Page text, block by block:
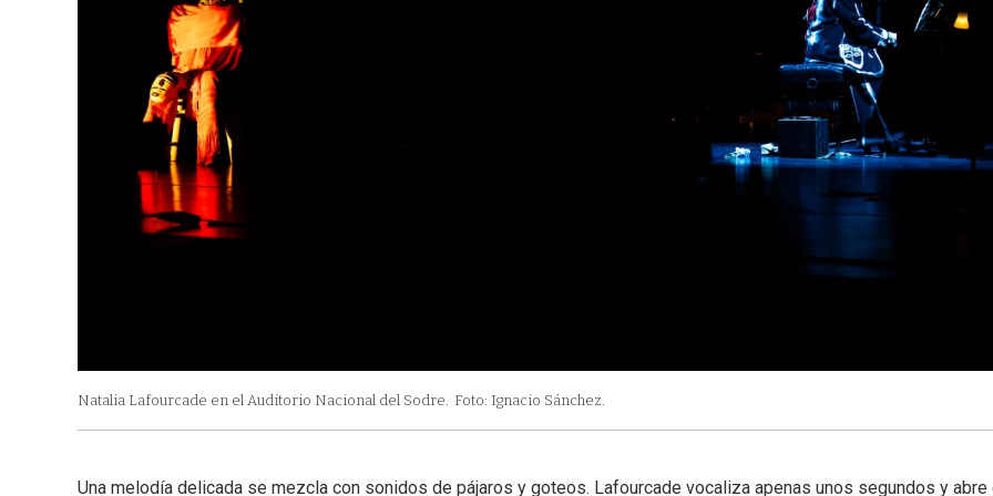
Natalia Lafourcade en el Auditorio Nacional del Sodre. Foto: Ignacio Sánchez.
Una melodía delicada se mezcla con sonidos de pájaros y goteos. Lafourcade vocaliza apenas unos segundos y abre